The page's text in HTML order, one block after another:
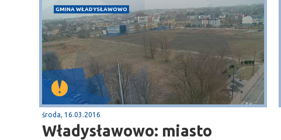
GMINA WŁADYSŁAWOWO
środa, 16.03.2016
Władysławowo: miasto